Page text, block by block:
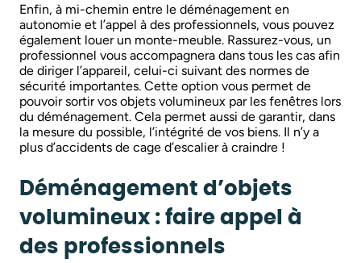
Enfin, à mi-chemin entre le déménagement en
autonomie et l’appel à des professionnels, vous pouvez
également louer un monte-meuble. Rassurez-vous, un
professionnel vous accompagnera dans tous les cas afin
de diriger l’appareil, celui-ci suivant des normes de
sécurité importantes. Cette option vous permet de
pouvoir sortir vos objets volumineux par les fenêtres lors
du déménagement. Cela permet aussi de garantir, dans
la mesure du possible, l’intégrité de vos biens. Il n’y a
plus d’accidents de cage d’escalier à craindre !
Déménagement d’objets
volumineux : faire appel à
des professionnels